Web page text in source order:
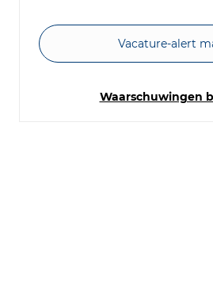
Vacature-alert
Waarschuwingen